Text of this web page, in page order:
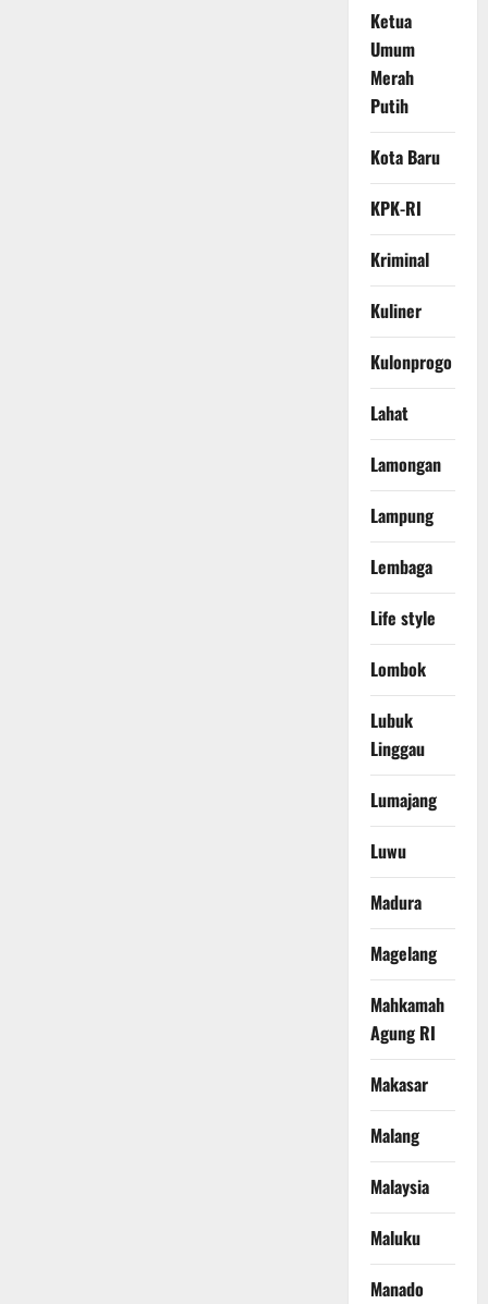
Ketua
Umum
Merah
Putih
Kota Baru
KPK-RI
Kriminal
Kuliner
Kulonprogo
Lahat
Lamongan
Lampung
Lembaga
Life style
Lombok
Lubuk
Linggau
Lumajang
Luwu
Madura
Magelang
Mahkamah
Agung RI
Makasar
Malang
Malaysia
Maluku
Manado